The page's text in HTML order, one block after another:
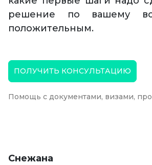
решение по вашему
положительным.
ПОЛУЧИТЬ КОНСУЛЬТАЦИЮ
Помощь с документами, визами,
Снежана